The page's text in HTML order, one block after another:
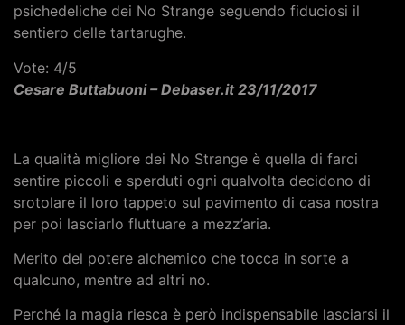
psichedeliche dei No Strange seguendo fiduciosi il
sentiero delle tartarughe.
Vote: 4/5
Cesare Buttabuoni – Debaser.it 23/11/2017
La qualità migliore dei No Strange è quella di farci
sentire piccoli e sperduti ogni qualvolta decidono di
srotolare il loro tappeto sul pavimento di casa nostra
per poi lasciarlo fluttuare a mezz’aria.
Merito del potere alchemico che tocca in sorte a
qualcuno, mentre ad altri no.
Perché la magia riesca è però indispensabile lasciarsi il